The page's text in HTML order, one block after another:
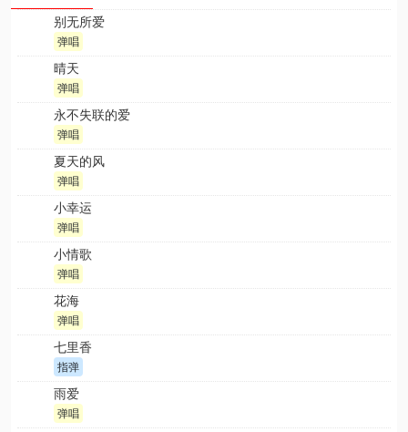
别无所爱
弹唱
晴天
弹唱
永不失联的爱
弹唱
夏天的风
弹唱
小幸运
弹唱
小情歌
弹唱
花海
弹唱
七里香
指弹
雨爱
弹唱